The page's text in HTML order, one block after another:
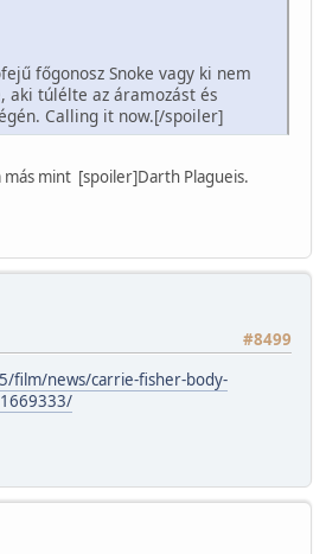
főgonosz Snoke vagy ki nem
aki túlélte az áramozást és
Calling it now.[/spoiler]
mint [spoiler]Darth Plagueis.
#8499
film/news/carrie-fisher-body-